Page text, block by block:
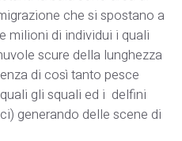
che si spostano a
milioni di individui i quali
scure della lunghezza
di così tanto pesce
gli squali ed i delfini
generando delle scene di